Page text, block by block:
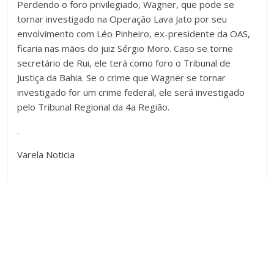
Perdendo o foro privilegiado, Wagner, que pode se
tornar investigado na Operação Lava Jato por seu
envolvimento com Léo Pinheiro, ex-presidente da OAS,
ficaria nas mãos do juiz Sérgio Moro. Caso se torne
secretário de Rui, ele terá como foro o Tribunal de
Justiça da Bahia. Se o crime que Wagner se tornar
investigado for um crime federal, ele será investigado
pelo Tribunal Regional da 4a Região.
.
Varela Noticia